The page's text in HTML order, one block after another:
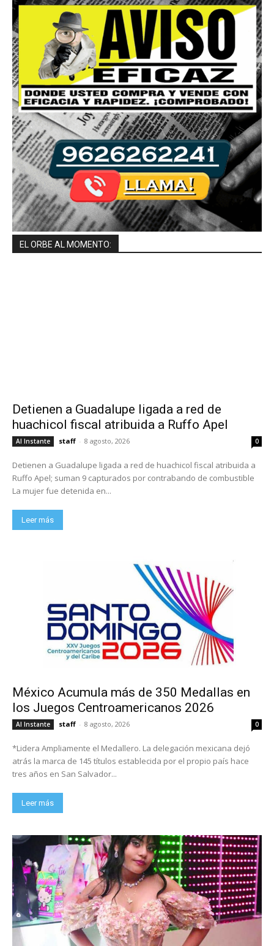
EL ORBE AL MOMENTO:
Detienen a Guadalupe ligada a red de
huachicol fiscal atribuida a Ruffo Apel
Al Instante staff - 8 agosto, 2026 0
Detienen a Guadalupe ligada a red de huachicol fiscal atribuida a
Ruffo Apel; suman 9 capturados por contrabando de combustible
La mujer fue detenida en...
Leer más
México Acumula más de 350 Medallas en
los Juegos Centroamericanos 2026
Al Instante staff - 8 agosto, 2026 0
*Lidera Ampliamente el Medallero. La delegación mexicana dejó
atrás la marca de 145 títulos establecida por el propio país hace
tres años en San Salvador...
Leer más